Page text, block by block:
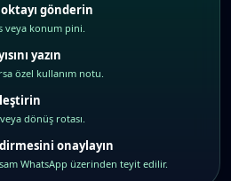
gönderin
veya konum pini.
yazın
özel kullanım notu.
dönüş rotası.
onaylayın
WhatsApp üzerinden teyit edilir.